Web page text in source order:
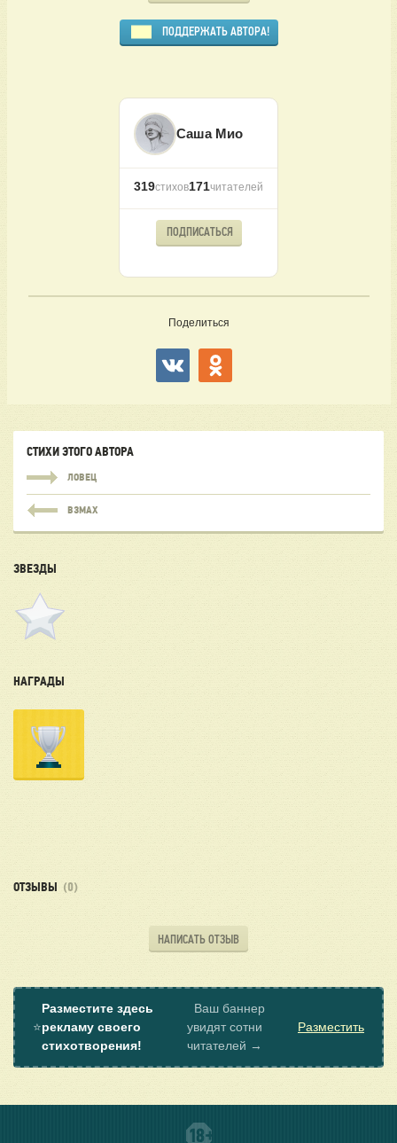
ПОДДЕРЖАТЬ АВТОРА!
Саша Мио
319стихов171читателей
ПОДПИСАТЬСЯ
Поделиться
СТИХИ ЭТОГО АВТОРА
ЛОВЕЦ
ВЗМАХ
ЗВЕЗДЫ
НАГРАДЫ
ОТЗЫВЫ (0)
НАПИСАТЬ ОТЗЫВ
⭐
Разместите здесь
рекламу своего
стихотворения!
Ваш баннер
увидят сотни
читателей →
Разместить